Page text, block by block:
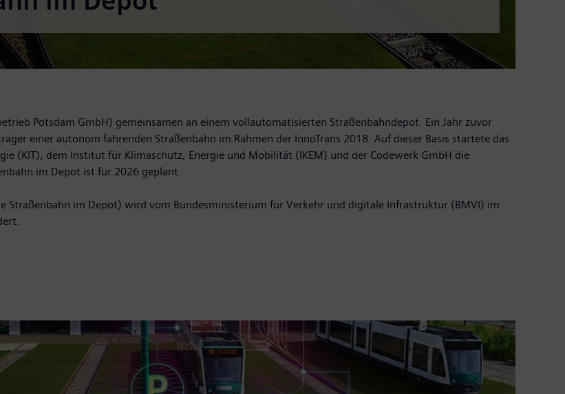
Potsdam GmbH) gemeinsamen an einem vollautomatisierten Straßenbahndepot. Ein Jahr zuvor
einer autonom fahrenden Straßenbahn im Rahmen der InnoTrans 2018. Auf dieser Basis startete das
(KIT), dem Institut für Klimaschutz, Energie und Mobilität (IKEM) und der Codewerk GmbH die
im Depot ist für 2026 geplant.
Straßenbahn im Depot) wird vom Bundesministerium für Verkehr und digitale Infrastruktur (BMVI) im